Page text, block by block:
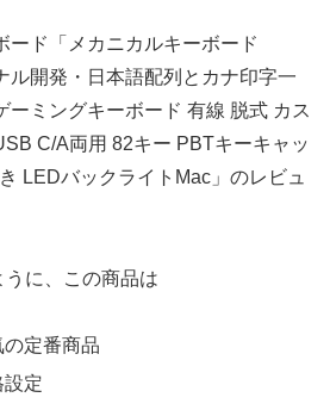
ード「メカニカルキーボード
ル開発・日本語配列とカナ印字一
ーミングキーボード 有線 脱式 カス
C/A両用 82キー PBTキーキャッ
LEDバックライトMac」のレビュ
に、この商品は
の定番商品
設定